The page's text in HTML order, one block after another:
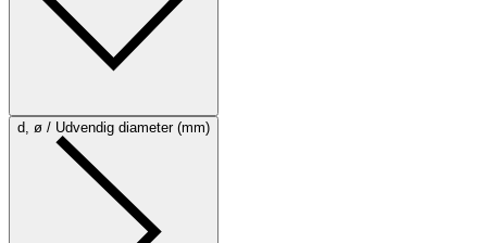
d, ø / Udvendig diameter (mm)